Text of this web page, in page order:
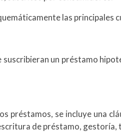
las principales
suscribieran un préstamo
préstamos, se incluye una
de préstamo, gestoría,